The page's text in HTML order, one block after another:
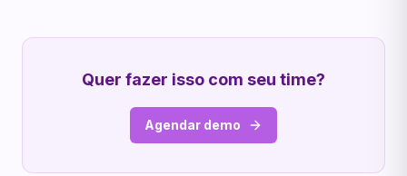
Quer fazer isso com seu time?
Agendar demo